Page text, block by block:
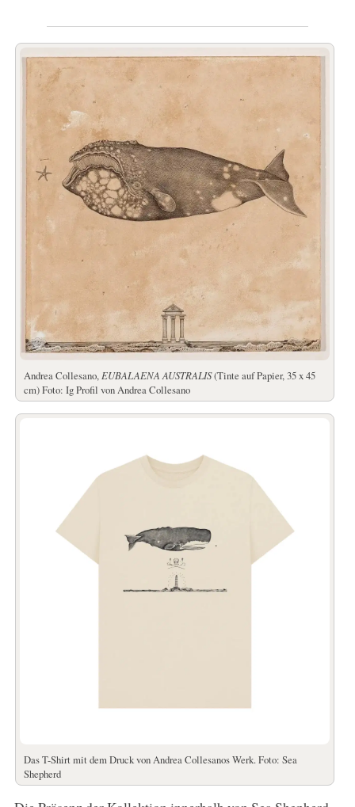
Andrea Collesano, EUBALAENA AUSTRALIS(Tinte auf Papier, 35 x 45
cm) Foto: Ig Profil von Andrea Collesano
Das T-Shirt mit dem Druck von Andrea Collesanos Werk. Foto: Sea
Shepherd